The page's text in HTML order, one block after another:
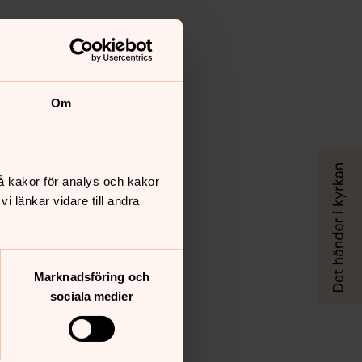
Om
kakor för analys och kakor
länkar vidare till andra
Marknadsföring och
sociala medier